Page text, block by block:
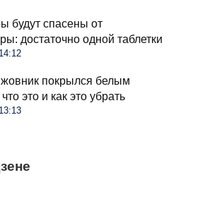
будут спасены от
достаточно одной таблетки
покрылся белым
это и как это убрать
России ждут большие
в августе: запретят садиться
могут получить подарок к
позади громко сигналит и